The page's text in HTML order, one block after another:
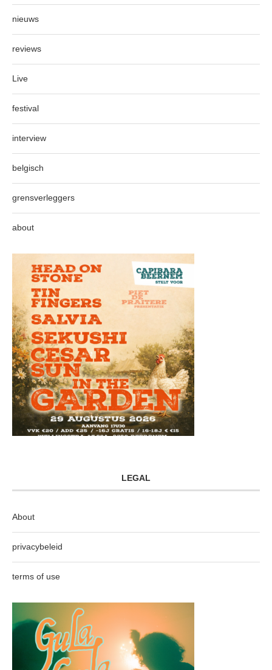
nieuws
reviews
Live
festival
interview
belgisch
grensverleggers
about
LEGAL
About
privacybeleid
terms of use